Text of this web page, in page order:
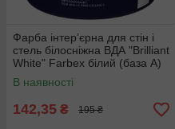
Фарба інтер’єрна для стін і
стель білосніжна ВДА "Brilliant
White" Farbex білий (база А)
1.4 кг
В наявності
142,35 ₴ 195 ₴